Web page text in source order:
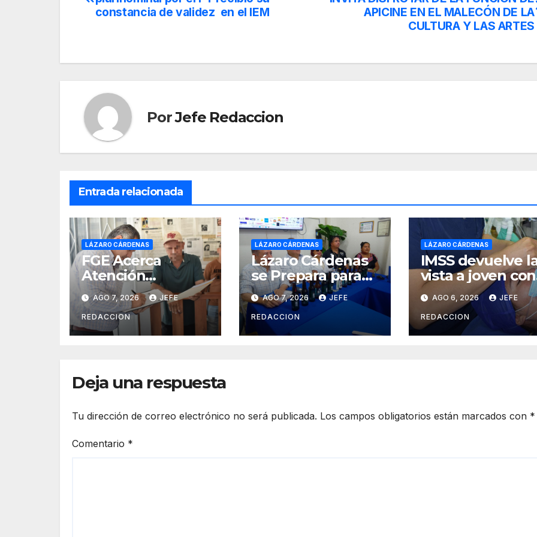
de
APICINE EN EL MALECÓN DE LA
CULTURA Y LAS ARTES
constancia de validez en el IEM
PorJefe Redaccion
Entrada relacionada
LÁZARO CÁRDENAS
FGE Acerca
Atención
Especializada a
Víctimas y
Ciudadanía de
Coalcomán
AGO 7, 2026 JEFE
REDACCION
LÁZARO CÁRDENAS
Lázaro Cárdenas
se Prepara para
Recibir el Festival
Internacional de
la Cerveza Costa
de Michoacán
AGO 7, 2026 JEFE
REDACCION
LÁZARO CÁRDENAS
IMSS devuelve
vista a joven con
catarata
congénita tras
años de
limitación visual
AGO 6, 2026 JEFE
REDACCION
Deja una respuesta
Tu dirección de correo electrónico no será publicada. Los campos obligatorios están marcados con *
Comentario *